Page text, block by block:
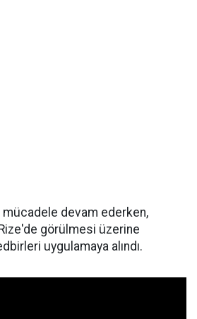
mücadele devam ederken,
görülmesi üzerine
uygulamaya alındı.